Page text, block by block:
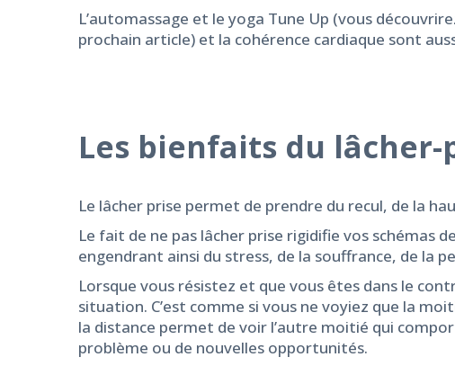
L’automassage et le yoga Tune Up (vous
prochain article) et la cohérence cardiaque sont
Les bienfaits du lâcher-
Le lâcher prise permet de prendre du recul, de la
Le fait de ne pas lâcher prise rigidifie vos schémas
engendrant ainsi du stress, de la souffrance, de la
Lorsque vous résistez et que vous êtes dans le
situation. C’est comme si vous ne voyiez que la
la distance permet de voir l’autre moitié qui
problème ou de nouvelles opportunités.